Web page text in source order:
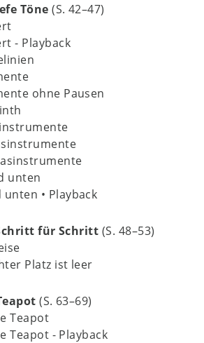
Töne (S. 42–47)
- Playback
ohne Pausen
unten
• Playback
für Schritt (S. 48–53)
Platz ist leer
(S. 63–69)
Teapot
Teapot - Playback